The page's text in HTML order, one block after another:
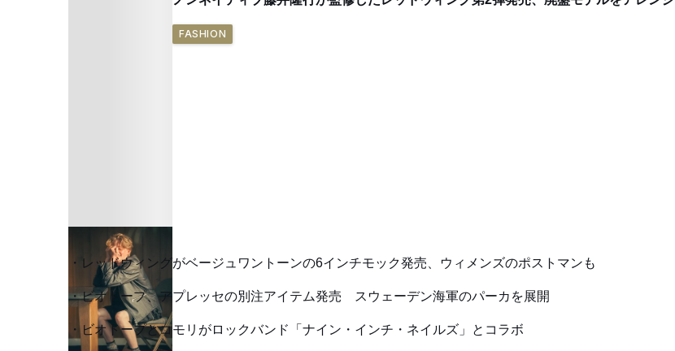
FASHION
レッドウィングがベージュワントーンの6インチモック発売、ウィメンズのポストマンも
ビオトープ、アプレッセの別注アイテム発売 スウェーデン海軍のパーカを展開
ビオトープとコモリがロックバンド「ナイン・インチ・ネイルズ」とコラボ